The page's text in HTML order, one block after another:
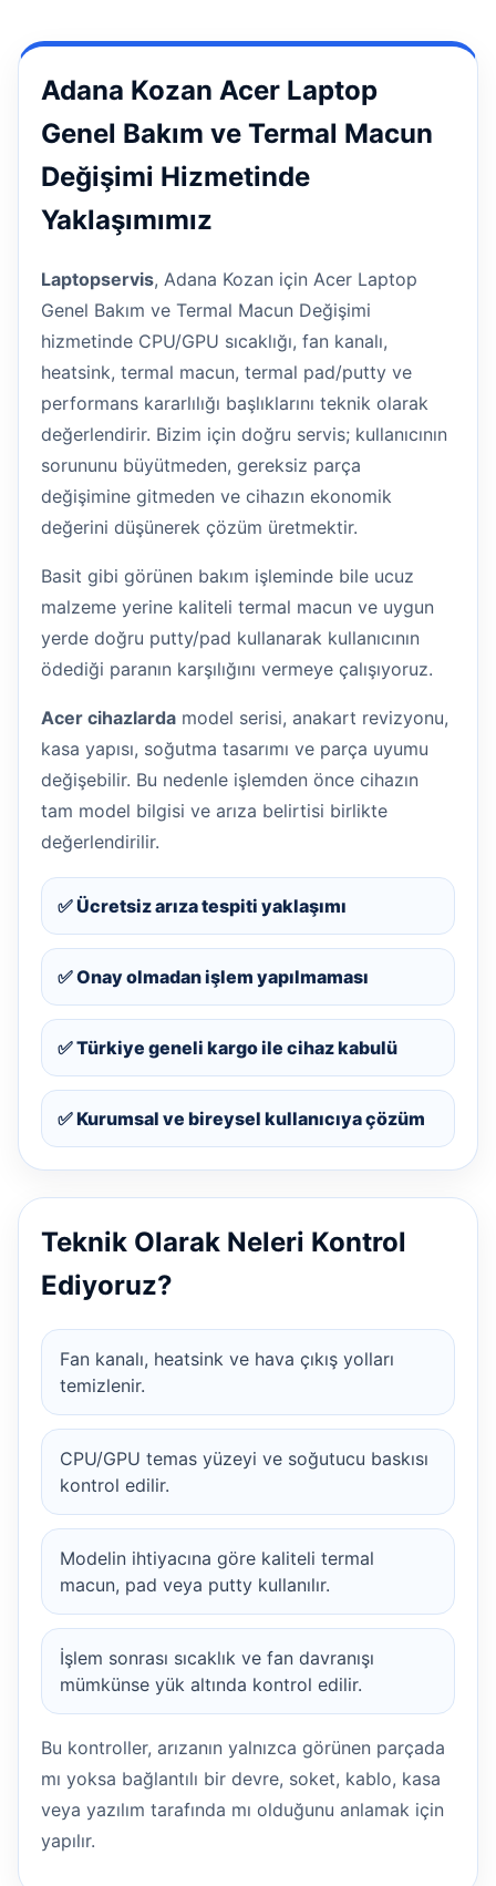
Adana Kozan Acer Laptop
Genel Bakım ve Termal Macun
Değişimi Hizmetinde
Yaklaşımımız
Laptopservis, Adana Kozan için Acer Laptop
Genel Bakım ve Termal Macun Değişimi
hizmetinde CPU/GPU sıcaklığı, fan kanalı,
heatsink, termal macun, termal pad/putty ve
performans kararlılığı başlıklarını teknik olarak
değerlendirir. Bizim için doğru servis; kullanıcının
sorununu büyütmeden, gereksiz parça
değişimine gitmeden ve cihazın ekonomik
değerini düşünerek çözüm üretmektir.
Basit gibi görünen bakım işleminde bile ucuz
malzeme yerine kaliteli termal macun ve uygun
yerde doğru putty/pad kullanarak kullanıcının
ödediği paranın karşılığını vermeye çalışıyoruz.
Acer cihazlarda model serisi, anakart revizyonu,
kasa yapısı, soğutma tasarımı ve parça uyumu
değişebilir. Bu nedenle işlemden önce cihazın
tam model bilgisi ve arıza belirtisi birlikte
değerlendirilir.
✅ Ücretsiz arıza tespiti yaklaşımı
✅ Onay olmadan işlem yapılmaması
✅ Türkiye geneli kargo ile cihaz kabulü
✅ Kurumsal ve bireysel kullanıcıya çözüm
Teknik Olarak Neleri Kontrol
Ediyoruz?
Fan kanalı, heatsink ve hava çıkış yolları
temizlenir.
CPU/GPU temas yüzeyi ve soğutucu baskısı
kontrol edilir.
Modelin ihtiyacına göre kaliteli termal
macun, pad veya putty kullanılır.
İşlem sonrası sıcaklık ve fan davranışı
mümkünse yük altında kontrol edilir.
Bu kontroller, arızanın yalnızca görünen parçada
mı yoksa bağlantılı bir devre, soket, kablo, kasa
veya yazılım tarafında mı olduğunu anlamak için
yapılır.